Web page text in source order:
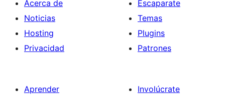
Acerca de
Noticias
Hosting
Privacidad
Escaparate
Temas
Plugins
Patrones
Aprender
Involúcrate